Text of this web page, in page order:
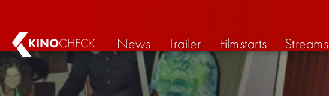
KINOCHECK News Trailer Filmstarts Streams